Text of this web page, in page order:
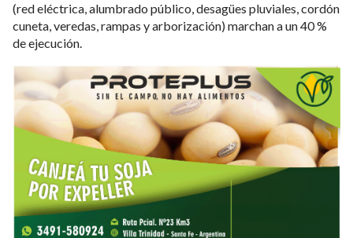
(red eléctrica, alumbrado público, desagües pluviales, cordón
cuneta, veredas, rampas y arborización) marchan a un 40 %
de ejecución.